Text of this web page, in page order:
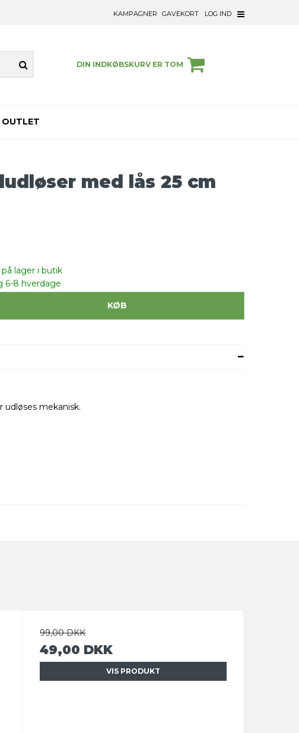
KAMPAGNER GAVEKORT LOG IND
DIN INDKØBSKURV ER TOM
OUTLET
med lås 25 cm
på lager i butik
6-8 hverdage
KØB
udløses mekanisk.
99,00 DKK
49,00 DKK
VIS PRODUKT